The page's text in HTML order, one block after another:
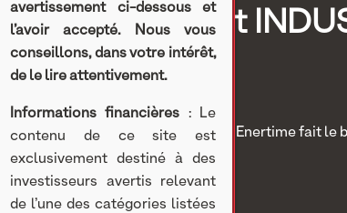
à projet
d’octobre 2020
>Investissements cotés> Divers
> Enertime fait le
d’octobre 2020
avertissement ci-dessous et
l’avoir accepté. Nous vous
conseillons, dans votre intérêt,
de le lire attentivement.
Informations financières : Le
contenu de ce site est
exclusivement destiné à des
investisseurs avertis relevant
de l’une des catégories listées